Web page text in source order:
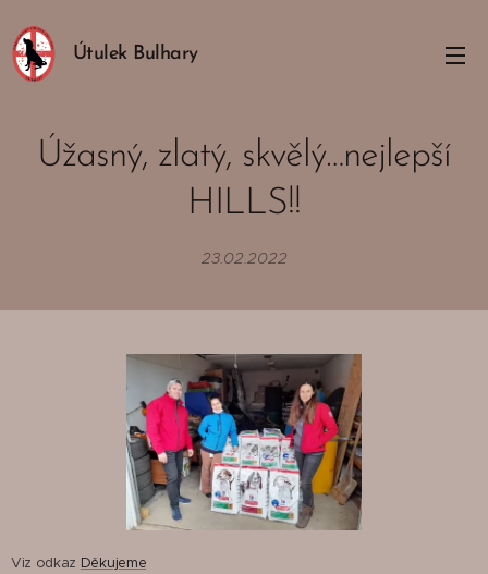
Útulek Bulhary
Úžasný, zlatý, skvělý…nejlepší
HILLS!!
23.02.2022
Viz odkaz Děkujeme